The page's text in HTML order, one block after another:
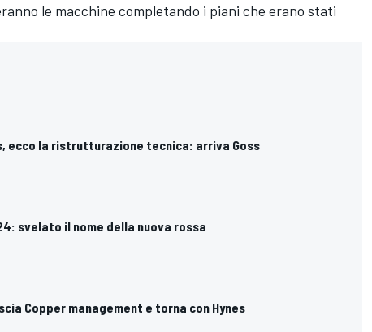
le macchine completando i piani che erano stati
ecco la ristrutturazione tecnica: arriva Goss
svelato il nome della nuova rossa
Copper management e torna con Hynes